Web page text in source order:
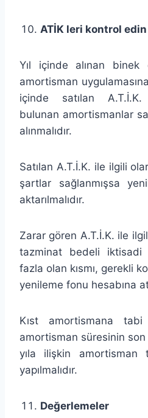
ATİK leri kontrol edin
Yıl içinde alınan binek
amortisman
içinde satılan A.T.İ.K.
bulunan amortismanlar
alınmalıdır.
Satılan A.T.İ.K. ile ilgili
şartlar sağlanmışsa
aktarılmalıdır.
Zarar gören A.T.İ.K. ile
tazminat bedeli iktisadi
fazla olan kısmı, gerekli
yenileme fonu hesabına
Kıst amortismana tabi
amortisman süresinin son
yıla ilişkin amortisman
yapılmalıdır.
Değerlemeler